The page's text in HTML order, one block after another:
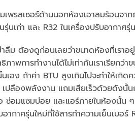
เพรสเซอร์ด้านนอกห้องเอาลมร้อนจ
นเก่า และ R32 ในเครื่องปรับอากาศรุ่
ลืม ต้องดูก่อนเลยว่าขนาดห้องที่เรา
ภาพการทำงานได้ไม่เท่ากันเราเรียกว่
อง ถ้าค่า BTU สูงเกินไปจะทำให้เกิ
เปลืองพลังงาน แถมเสียเร็วด้วยดังนั้
ซ่อมแซมบ่อย และแอร์ภายในห้องนั้น
กาศรุ่นใหม่ที่ใช้สารทำความเย็นเบอร์